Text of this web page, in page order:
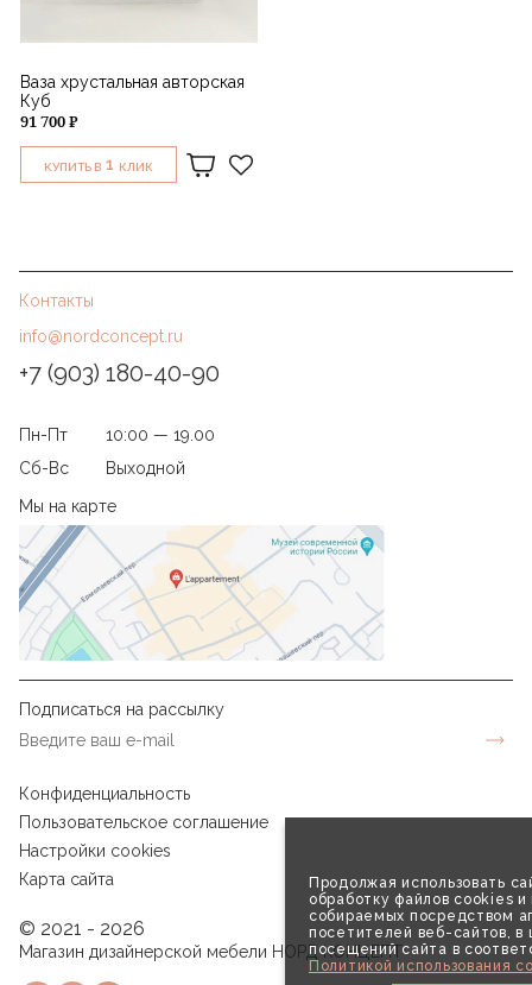
Продолжая использовать
обработку файлов cookies и
собираемых посредством
посетителей веб-сайтов, в
посещений сайта в
Политикой использования
Ваза хрустальная авторская
Куб
91 700 ₽
КУПИТЬ В 1 КЛИК
Контакты
info@nordconcept.ru
+7 (903) 180-40-90
Пн-Пт
10:00 — 19.00
Сб-Вс
Выходной
Мы на карте
Подписаться на рассылку
Конфиденциальность
Пользовательское соглашение
Настройки cookies
Карта сайта
© 2021 - 2026
Магазин дизайнерской мебели НОРД КОНЦЕПТ